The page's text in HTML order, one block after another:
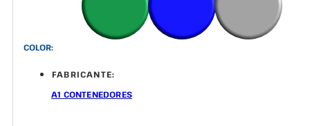
COLOR:
FABRICANTE:
A1 CONTENEDORES